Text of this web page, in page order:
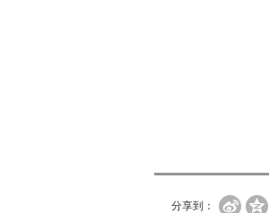
分享到：